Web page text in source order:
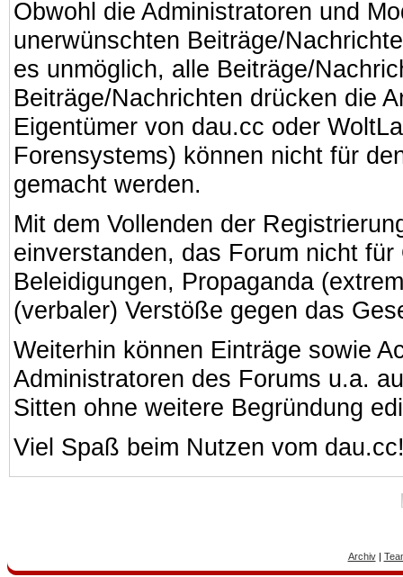
Obwohl die Administratoren und
unerwünschten Beiträge/
es unmöglich, alle Beiträge/
Beiträge/Nachrichten drücken die
Eigentümer von dau.cc oder
Forensystems) können nicht für
gemacht werden.
Mit dem Vollenden der
einverstanden, das Forum nicht
Beleidigungen, Propaganda
(verbaler) Verstöße gegen das
Weiterhin können Einträge sowie
Administratoren des Forums u.a.
Sitten ohne weitere Begründung
Viel Spaß beim Nutzen vom
Archiv|